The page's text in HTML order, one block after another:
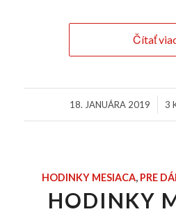
Čítať
18. JANUÁRA 2019
/ 3
HODINKY MESIACA, PRE
HODINKY